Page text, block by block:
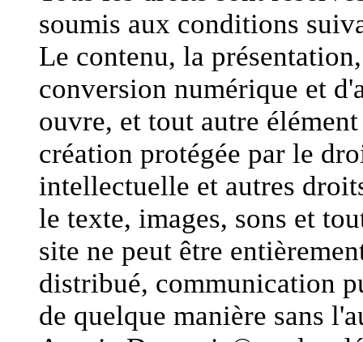
soumis aux conditions
Le contenu, la
conversion numérique et
ouvre, et tout autre
création protégée par le
intellectuelle et autres
le texte, images, sons et
site ne peut être
distribué, communication
de quelque manière sans